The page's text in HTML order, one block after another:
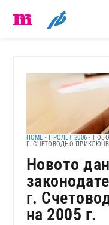
HOME - ПРОЛЕТ 2006 -
Г. СЧЕТОВОДНО
Новото
г.
на 2005 г.